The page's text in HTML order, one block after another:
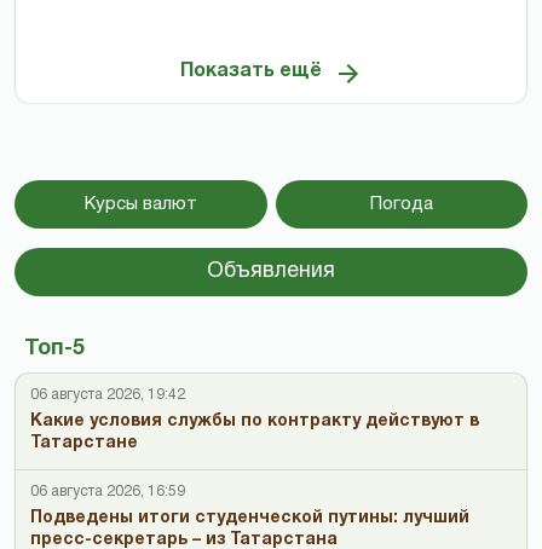
Показать ещё
Курсы валют Погода
Объявления
Топ-5
06 августа 2026, 19:42
Какие условия службы по контракту действуют в
Татарстане
06 августа 2026, 16:59
Подведены итоги студенческой путины: лучший
пресс-секретарь – из Татарстана